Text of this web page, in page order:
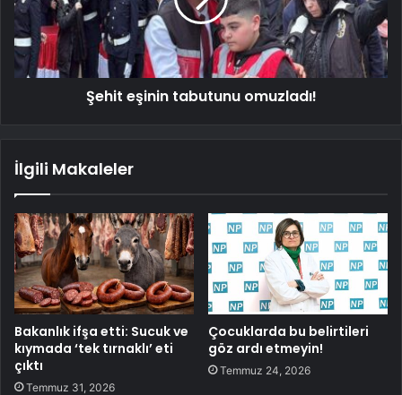
Şehit eşinin tabutunu omuzladı!
İlgili Makaleler
Bakanlık ifşa etti: Sucuk ve
kıymada ‘tek tırnaklı’ eti
çıktı
Temmuz 31, 2026
Çocuklarda bu belirtileri
göz ardı etmeyin!
Temmuz 24, 2026